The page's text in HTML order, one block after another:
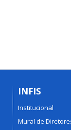
INFIS
Institucional
Mural de